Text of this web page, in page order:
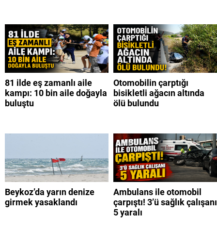
81 ilde eş zamanlı aile
kampı: 10 bin aile doğayla
buluştu
Otomobilin çarptığı
bisikletli ağacın altında
ölü bulundu
Beykoz’da yarın denize
girmek yasaklandı
Ambulans ile otomobil
çarpıştı! 3’ü sağlık çalışanı
5 yaralı